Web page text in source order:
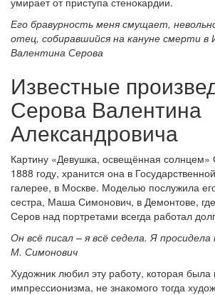
Его бравурность меня смущает,
отец, собиравшийся на кануне смерти в
Валентина Серова
Известные
Серова Валентина
Александровича
Картину «Девушка, освещённая солнцем»
1888 году, хранится она в
галерее, в Москве. Моделью послужила
сестра, Маша Симонович, в Демонтове,
Серов над портретами всегда работал
Он всё писал – я всё седела. Я
М. Симонович
Художник любил эту работу, которая была
импрессионизма, не знакомого тогда